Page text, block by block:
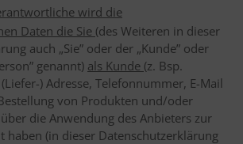
wird die
Daten die Sie (des Weiteren in dieser
auch „Sie” oder der „Kunde” oder
genannt) als Kunde (z. Bsp.
) Adresse, Telefonnummer, E-Mail
von Produkten und/oder
die Anwendung des Anbieters zur
haben (in dieser Datenschutzerklärung